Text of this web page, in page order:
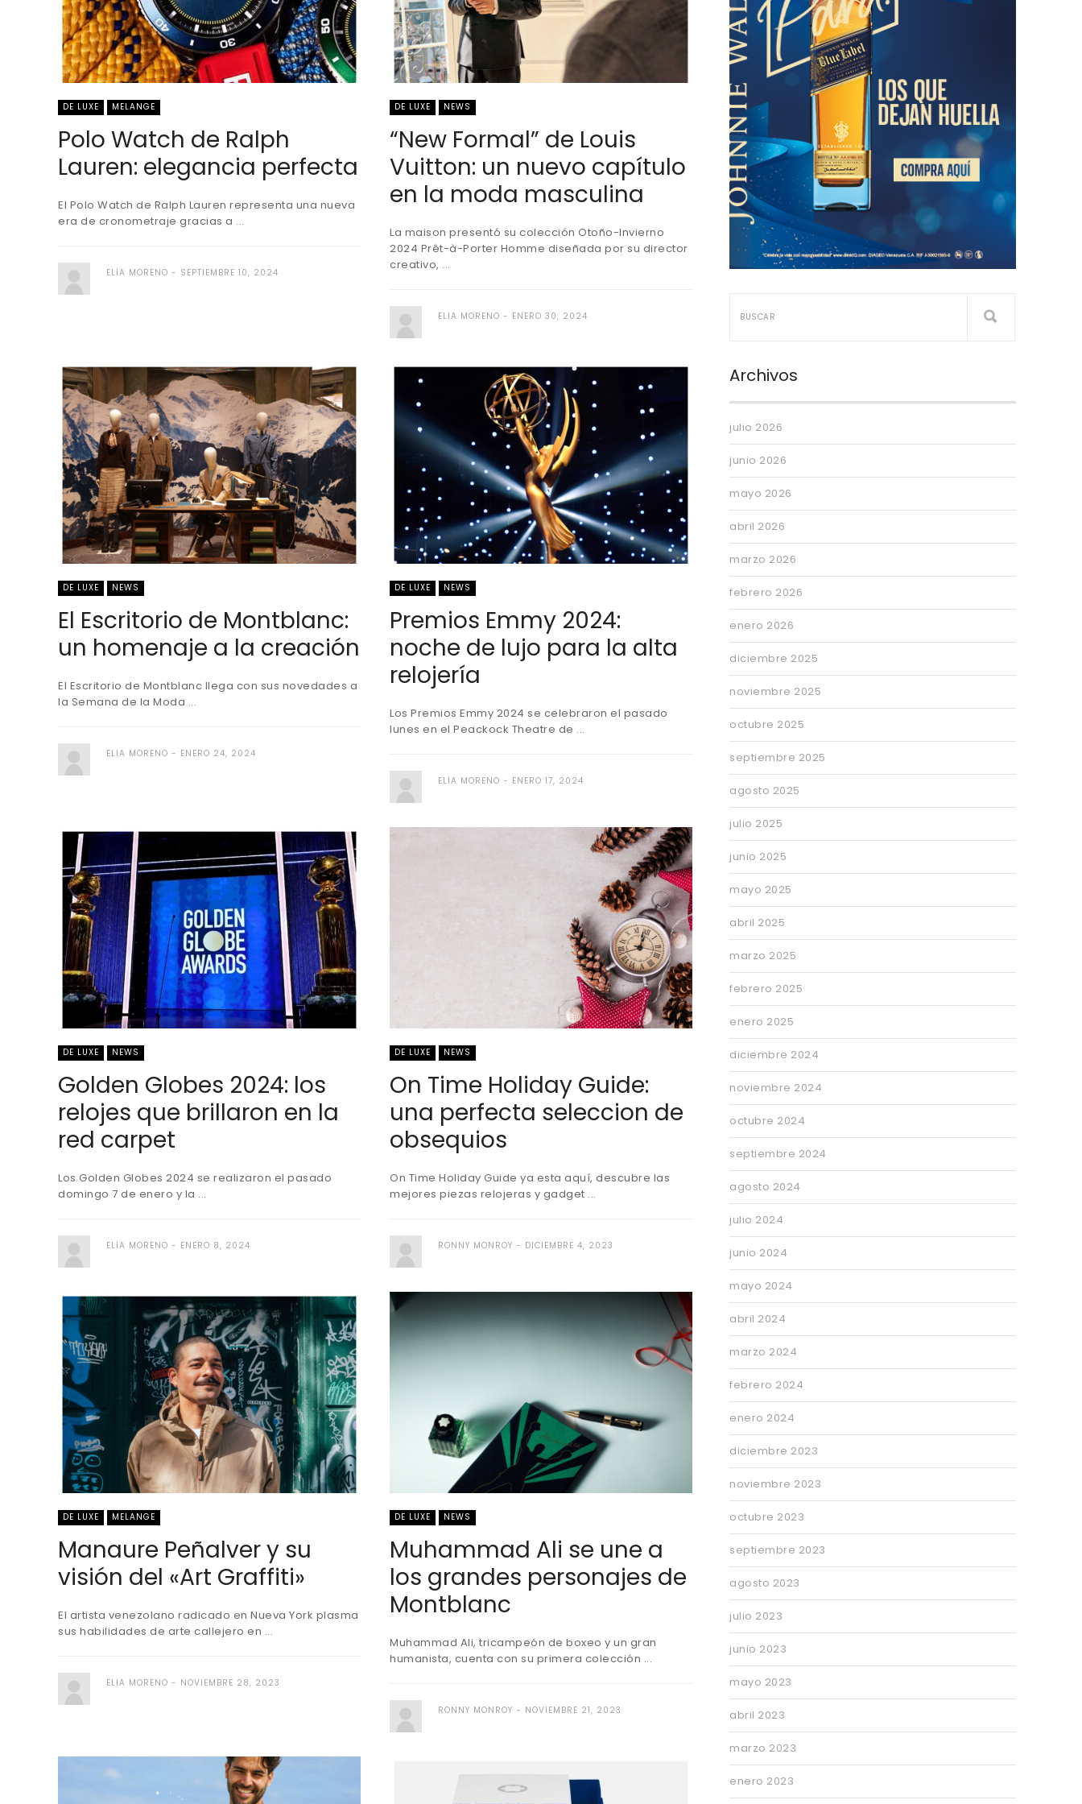
DE LUXE MELANGE
Polo Watch de Ralph
Lauren: elegancia perfecta
El Polo Watch de Ralph Lauren representa una nueva
era de cronometraje gracias a ...
ELIA MORENO SEPTIEMBRE 10, 2024
DE LUXE NEWS
“New Formal” de Louis
Vuitton: un nuevo capítulo
en la moda masculina
La maison presentó su colección Otoño-Invierno
2024 Prêt-à-Porter Homme diseñada por su director
creativo, ...
ELIA MORENO ENERO 30, 2024
DE LUXE NEWS
El Escritorio de Montblanc:
un homenaje a la creación
El Escritorio de Montblanc llega con sus novedades a
la Semana de la Moda ...
ELIA MORENO ENERO 24, 2024
DE LUXE NEWS
Premios Emmy 2024:
noche de lujo para la alta
relojería
Los Premios Emmy 2024 se celebraron el pasado
lunes en el Peackock Theatre de ...
ELIA MORENO ENERO 17, 2024
DE LUXE NEWS
Golden Globes 2024: los
relojes que brillaron en la
red carpet
Los Golden Globes 2024 se realizaron el pasado
domingo 7 de enero y la ...
ELIA MORENO ENERO 8, 2024
DE LUXE NEWS
On Time Holiday Guide:
una perfecta seleccion de
obsequios
On Time Holiday Guide ya esta aquí, descubre las
mejores piezas relojeras y gadget ...
RONNY MONROY DICIEMBRE 4, 2023
DE LUXE MELANGE
Manaure Peñalver y su
visión del «Art Graffiti»
El artista venezolano radicado en Nueva York plasma
sus habilidades de arte callejero en ...
ELIA MORENO NOVIEMBRE 28, 2023
DE LUXE NEWS
Muhammad Ali se une a
los grandes personajes de
Montblanc
Muhammad Ali, tricampeón de boxeo y un gran
humanista, cuenta con su primera colección ...
RONNY MONROY NOVIEMBRE 21, 2023
Archivos
julio 2026
junio 2026
mayo 2026
abril 2026
marzo 2026
febrero 2026
enero 2026
diciembre 2025
noviembre 2025
octubre 2025
septiembre 2025
agosto 2025
julio 2025
junio 2025
mayo 2025
abril 2025
marzo 2025
febrero 2025
enero 2025
diciembre 2024
noviembre 2024
octubre 2024
septiembre 2024
agosto 2024
julio 2024
junio 2024
mayo 2024
abril 2024
marzo 2024
febrero 2024
enero 2024
diciembre 2023
noviembre 2023
octubre 2023
septiembre 2023
agosto 2023
julio 2023
junio 2023
mayo 2023
abril 2023
marzo 2023
enero 2023